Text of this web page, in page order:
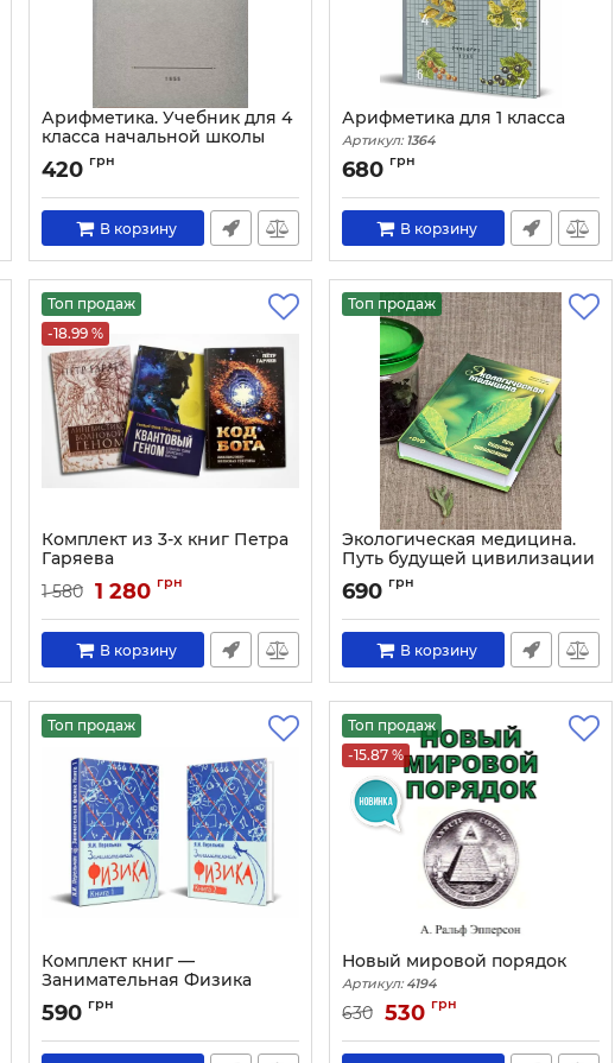
Арифметика. Учебник для 4
класса начальной школы
Артикул: 1807
420 грн
В корзину
Арифметика для 1 класса
Артикул: 1364
680 грн
В корзину
Топ продаж
-18.99 %
Комплект из 3-х книг Петра
Гаряева
Артикул: 1982
1 580 1 280 грн
В корзину
Топ продаж
Экологическая медицина.
Путь будущей цивилизации
Артикул: 1056
690 грн
В корзину
Топ продаж
Комплект книг —
Занимательная Физика
Артикул: 1941
590 грн
Топ продаж
-15.87 %
Новый мировой порядок
Артикул: 4194
630 530 грн